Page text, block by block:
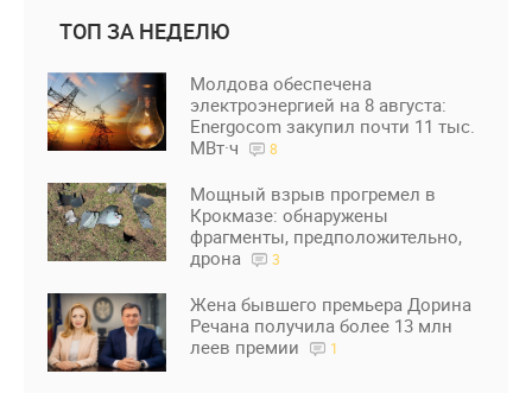
ТОП ЗА НЕДЕЛЮ
Молдова обеспечена
электроэнергией на 8 августа:
Energocom закупил почти 11 тыс.
МВт·ч
8
Мощный взрыв прогремел в
Крокмазе: обнаружены
фрагменты, предположительно,
дрона
3
Жена бывшего премьера Дорина
Речана получила более 13 млн
леев премии
1